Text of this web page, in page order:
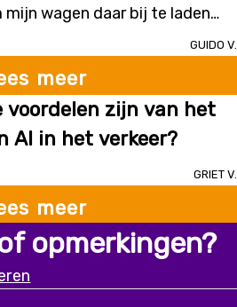
wagen daar bij te laden
Guido V.
meer
voordelen zijn van het
AI in het verkeer?
Griet V.
meer
opmerkingen?